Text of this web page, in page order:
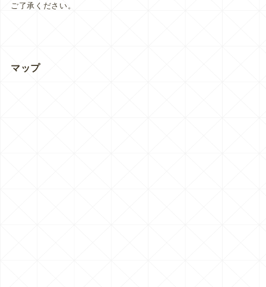
ご了承ください。
マップ